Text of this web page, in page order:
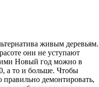
живым деревьям.
они не уступают
Новый год можно в
а то и больше. Чтобы
демонтировать,